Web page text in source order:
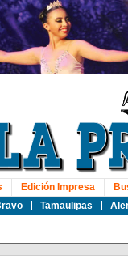
Tamaulipas
Edición Impresa